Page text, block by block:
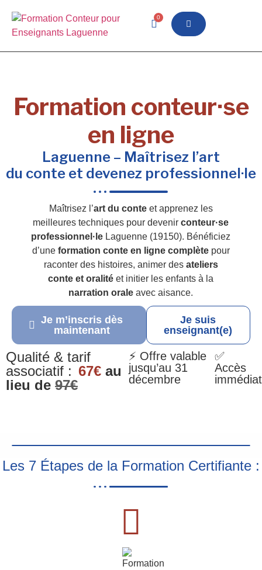
0
Formation conteur·se
en ligne
Laguenne – Maîtrisez l’art
du conte et devenez professionnel·le
Maîtrisez l’art du conteet apprenez les
meilleures techniques pour devenirconteur·se
professionnel·le Laguenne (19150). Bénéficiez
d’une formation conte en ligne complètepour
raconter des histoires, animer des ateliers
conte et oralité et initier les enfants à la
narration orale avec aisance.
Je m’inscris dès
maintenant
Je suis
enseignant(e)
Qualité & tarif
associatif : 67€ au
lieu de 97€
⚡ Offre valable
jusqu’au 31
décembre
✅
Accès
immédiat
Les 7 Étapes de la Formation Certifiante :